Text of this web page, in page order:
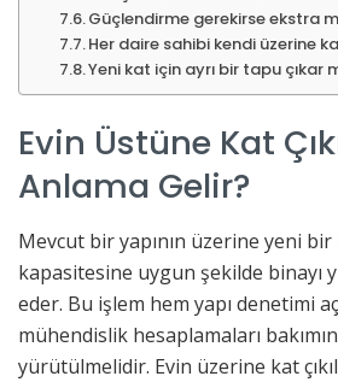
Güçlendirme gerekirse ekstra
Her daire sahibi kendi üzerine
Yeni kat için ayrı bir tapu çıkar
Evin Üstüne Kat
Anlama Gelir?
Mevcut bir yapının üzerine yeni bir
kapasitesine uygun şekilde binayı
eder. Bu işlem hem yapı denetimi
mühendislik hesaplamaları
yürütülmelidir. Evin üzerine kat